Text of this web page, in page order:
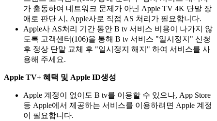
가 출동하여 네트워크 문제가 아닌 Apple TV 4K 단말 장
애로 판단 시, Apple사로 직접 AS 처리가 필요합니다.
Apple사 AS처리 기간 동안 B tv 서비스 비용이 나가지 않
도록 고객센터(106)을 통해 B tv 서비스 "일시정지" 신청
후 정상 단말 교체 후 "일시정지 해지" 하여 서비스를 사
용해 주세요.
Apple TV+ 혜택 및 Apple ID생성
Apple 계정이 없이도 B tv를 이용할 수 있으나, App Store
등 Apple에서 제공하는 서비스를 이용하려면 Apple 계정
이 필요합니다.